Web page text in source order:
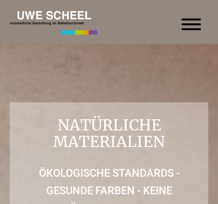
NATÜRLICHE
MATERIALIEN
ÖKOLOGISCHE STANDARDS -
GESUNDE FARBEN - KEINE